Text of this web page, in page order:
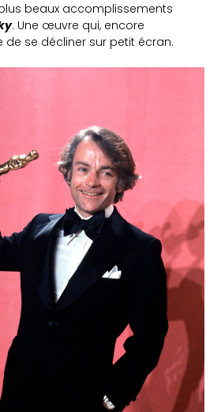
beaux accomplissements
. Une œuvre qui, encore
de se décliner sur petit écran.